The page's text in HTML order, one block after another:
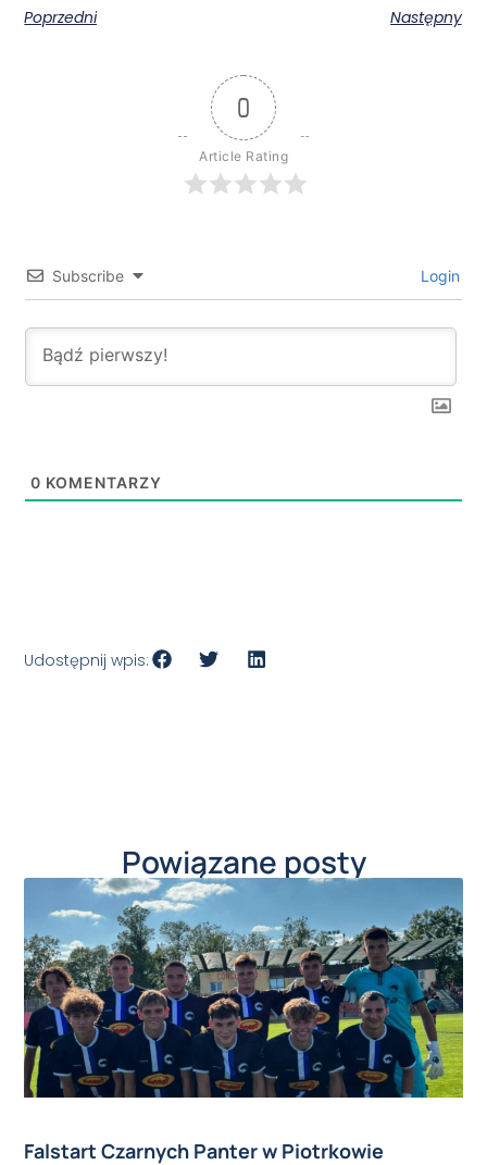
Poprzedni Następny
0
Article Rating
Subscribe Login
0 KOMENTARZY
Udostępnij wpis:
Powiązane posty
Falstart Czarnych Panter w Piotrkowie